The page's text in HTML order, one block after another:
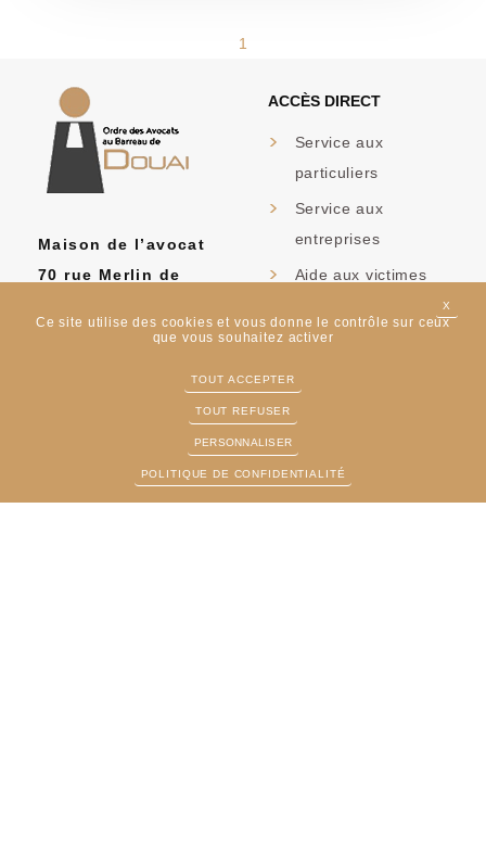
Ce site utilise des cookies et vous donne le contrôle sur ceux
que vous souhaitez activer
TOUT ACCEPTER
TOUT REFUSER
PERSONNALISER
POLITIQUE DE CONFIDENTIALITÉ
X
1
Maison de l’avocat
70 rue Merlin de
ACCÈS DIRECT
Service aux
particuliers
Service aux
entreprises
Aide aux victimes
Formulaires Aide
Aide au mineur